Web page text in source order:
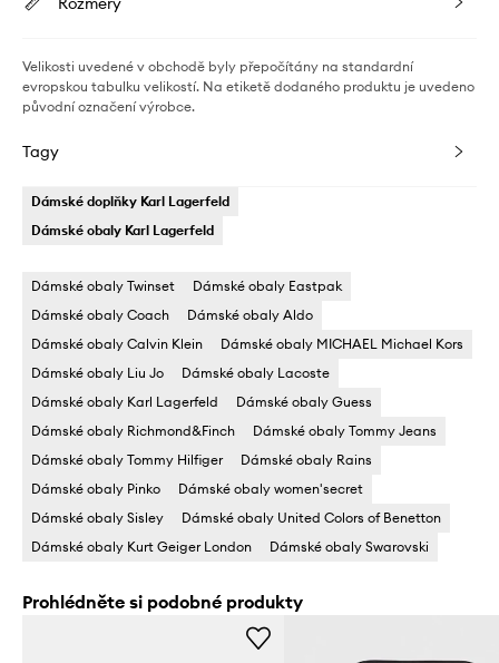
Velikosti uvedené v obchodě byly přepočítány na standardní
evropskou tabulku velikostí. Na etiketě dodaného produktu je uvedeno
původní označení výrobce.
Tagy
Dámské doplňky Karl Lagerfeld
Dámské obaly Karl Lagerfeld
Dámské obaly Twinset
Dámské obaly Eastpak
Dámské obaly Coach
Dámské obaly Aldo
Dámské obaly Calvin Klein
Dámské obaly MICHAEL Michael Kors
Dámské obaly Liu Jo
Dámské obaly Lacoste
Dámské obaly Karl Lagerfeld
Dámské obaly Guess
Dámské obaly Richmond&Finch
Dámské obaly Tommy Jeans
Dámské obaly Tommy Hilfiger
Dámské obaly Rains
Dámské obaly Pinko
Dámské obaly women'secret
Dámské obaly Sisley
Dámské obaly United Colors of Benetton
Dámské obaly Kurt Geiger London
Dámské obaly Swarovski
Prohlédněte si podobné produkty